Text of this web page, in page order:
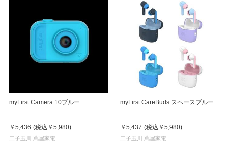
myFirst Camera 10ブルー
￥5,436 (税込 ￥5,980)
二子玉川 蔦屋家電
myFirst CareBuds スペースブルー
￥5,437 (税込 ￥5,980)
二子玉川 蔦屋家電